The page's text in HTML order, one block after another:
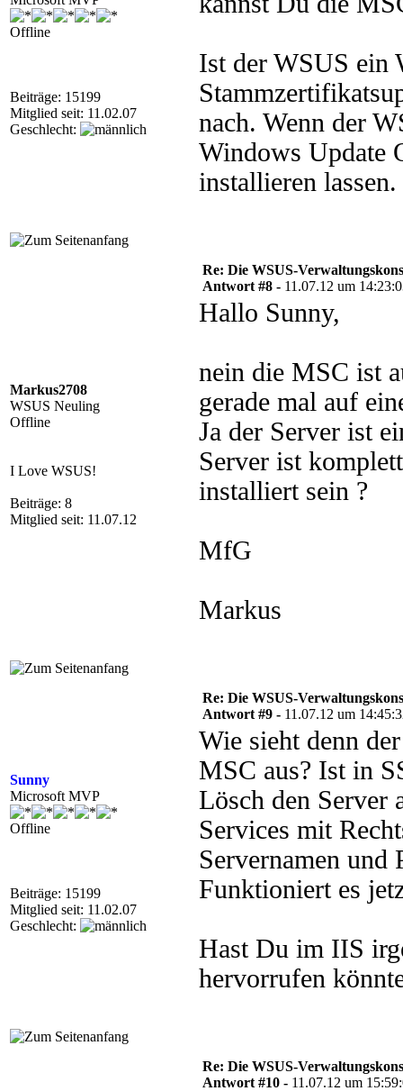
Offline
Beiträge: 15199
Mitglied seit: 11.02.07
Geschlecht:
Ist der WSUS ein
nach. Wenn der
Windows Update
installieren
Markus2708
WSUS Neuling
Offline
I Love WSUS!
Beiträge: 8
Mitglied seit: 11.07.12
Re: Die WSUS-
Antwort #8 - 11.07.12 um
Hallo Sunny,
nein die MSC ist
gerade mal auf
Ja der Server ist
Server ist
installiert sein ?
MfG
Markus
Sunny
Microsoft MVP
Offline
Beiträge: 15199
Mitglied seit: 11.02.07
Geschlecht:
Re: Die WSUS-
Antwort #9 - 11.07.12 um
Wie sieht denn
MSC aus? Ist in
Lösch den Server
Services mit
Servernamen und
Funktioniert es
Hast Du im IIS
hervorrufen
Re: Die WSUS-
Antwort #10 - 11.07.12 um